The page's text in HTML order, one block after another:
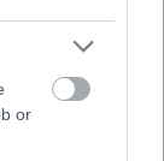
or
ÚJ
is van vele
az
a mellékvese